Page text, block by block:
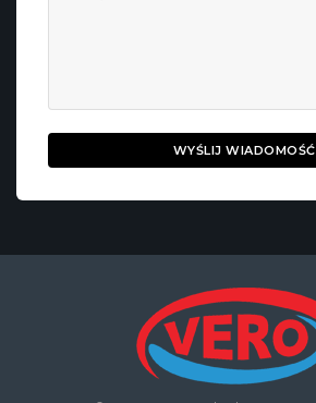
WYŚLIJ WIADOMOŚĆ